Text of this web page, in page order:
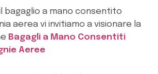
bagaglio a mano consentito
aerea vi invitiamo a visionare la
Bagagli a Mano Consentiti
Aeree